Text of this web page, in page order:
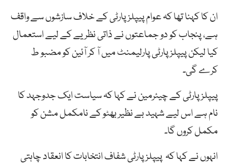
ان کا کہنا تھا کہ عوام پیپلز پارٹی کے خلاف سازشوں سے واقف
ہے، پنجاب کو دو جماعتوں نے ذاتی نظریے کے لیے استعمال
کیا لیکن پیپلز پارٹی پارلیمنٹ میں آ کر آئین کو مضبو ط
کرے گی۔
پیپلز پارٹی کے چیئرمین نے کہا کہ سیاست ایک جدوجہد کا
نام ہے اس لیے شہید بے نظیر بھٹو کے نامکمل مشن کو
مکمل کروں گا۔
انہوں نے کہا کہ پیپلز پارٹی شفاف انتخابات کا انعقاد چاہتی